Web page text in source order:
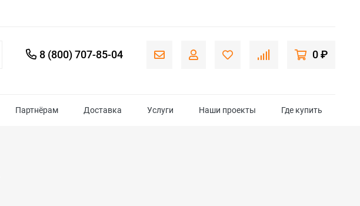
8 (800) 707-85-04 0 ₽
Партнёрам Доставка Услуги Наши проекты Где купить